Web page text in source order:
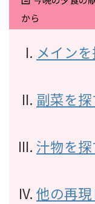
から
メイン
副菜を探
汁物を探
他の再